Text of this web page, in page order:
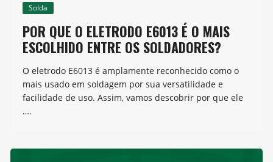
Solda
POR QUE O ELETRODO E6013 É O MAIS
ESCOLHIDO ENTRE OS SOLDADORES?
O eletrodo E6013 é amplamente reconhecido como o
mais usado em soldagem por sua versatilidade e
facilidade de uso. Assim, vamos descobrir por que ele
….